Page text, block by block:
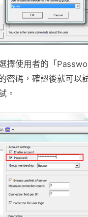
擇使用者的「
密碼，確認後就可以
。